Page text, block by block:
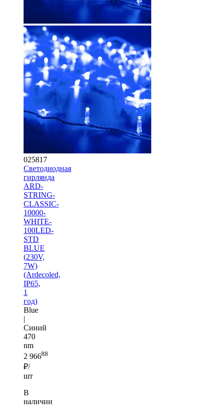
025817
Светодиодная
гирлянда
ARD-
STRING-
CLASSIC-
10000-
WHITE-
100LED-
STD
BLUE
(230V,
7W)
(Ardecoled,
IP65,
1
год)
Blue
|
Синий
470
nm
2 96688
₽/
шт
В
наличии